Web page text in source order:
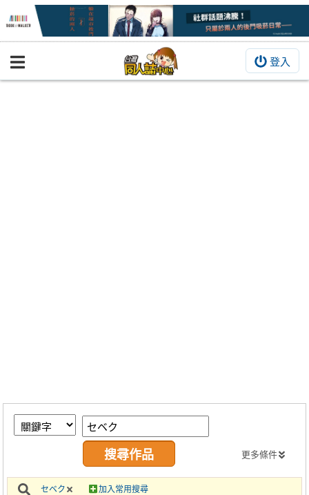
登入
BOOKY書集倉庫
繪圖藝廊
交流中心
攤位轉讓區
會員功能選單
更多條件
セベク 加入常用搜尋